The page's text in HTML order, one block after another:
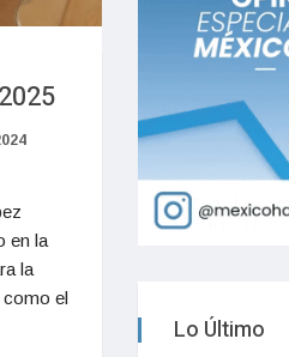
en la
la
el
Lo Último